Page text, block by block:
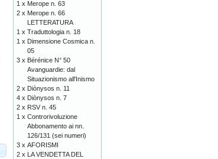
1 x Merope n. 63
2 x Merope n. 66
LETTERATURA
1 x Traduttologia n. 18
1 x Dimensione Cosmica n.
05
3 x Bérénice N° 50
Avanguardie: dal
Situazionismo all'Inismo
2 x Diònysos n. 11
4 x Diònysos n. 7
2 x RSV n. 45
1 x Controrivoluzione
Abbonamento ai nn.
126/131 (sei numeri)
3 x AFORISMI
2 x LA VENDETTA DEL